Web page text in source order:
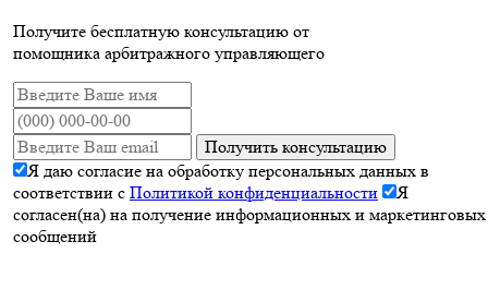
Получите бесплатную консультацию от
помощника арбитражного управляющего
Получить консультацию
Я даю согласие на обработку персональных данных в
соответствии с Политикой конфиденциальности
Я
согласен(на) на получение информационных и маркетинговых
сообщений